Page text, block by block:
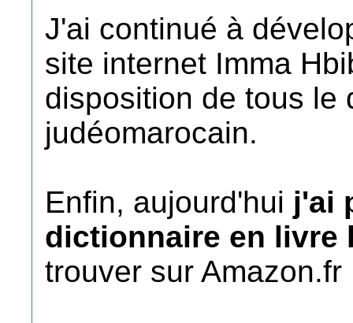
J'ai continué à
site internet Imma
disposition de tous le
judéomarocain.
Enfin, aujourd'hui j'ai
dictionnaire en livre
trouver sur Amazon.fr